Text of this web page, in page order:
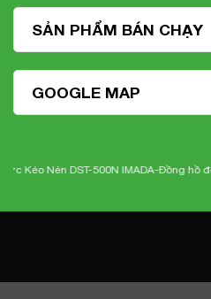
SẢN PHẨM BÁN CHẠY
GOOGLE MAP
DST-500N IMADA-Đồng hồ đo lực kéo